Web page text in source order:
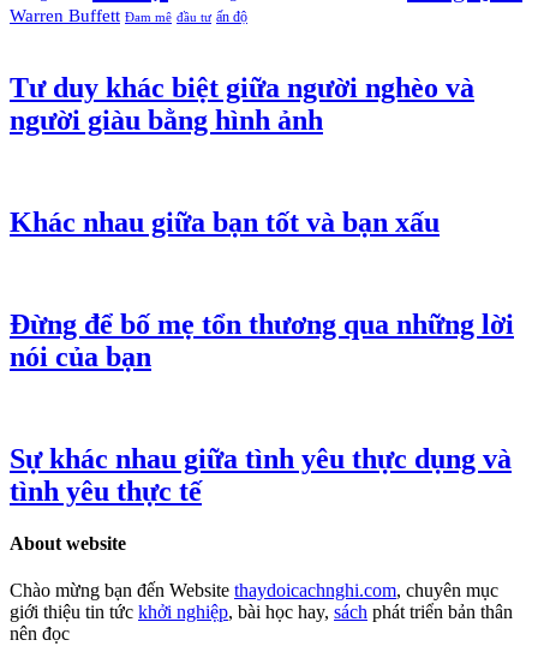
Warren Buffett Đam mê đầu tư ấn độ
Tư duy khác biệt giữa người nghèo và
người giàu bằng hình ảnh
Khác nhau giữa bạn tốt và bạn xấu
Đừng để bố mẹ tổn thương qua những lời
nói của bạn
Sự khác nhau giữa tình yêu thực dụng và
tình yêu thực tế
About website
Chào mừng bạn đến Website thaydoicachnghi.com, chuyên mục
giới thiệu tin tức khởi nghiệp, bài học hay, sách phát triển bản thân
nên đọc